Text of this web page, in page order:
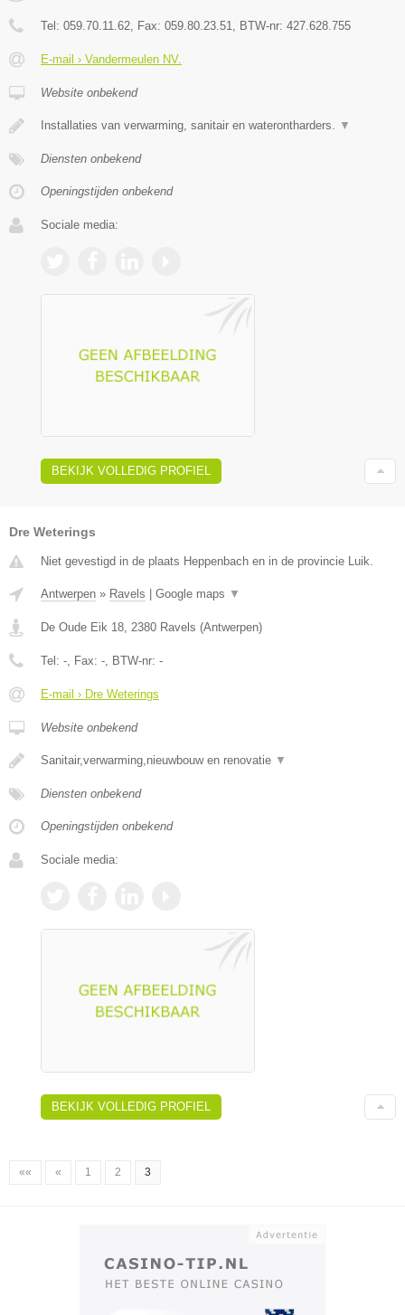
Tel: 059.70.11.62 , Fax: 059.80.23.51 , BTW-nr: 427.628.755
E-mail › Vandermeulen NV.
Website onbekend
Installaties van verwarming, sanitair en waterontharders. ▼
Diensten onbekend
Openingstijden onbekend
Sociale media:
BEKIJK VOLLEDIG PROFIEL
Dre Weterings
Niet gevestigd in de plaats Heppenbach en in de provincie Luik.
Antwerpen » Ravels Google maps ▼
De Oude Eik 18, 2380 Ravels (Antwerpen)
Tel: -, Fax: -, BTW-nr: -
E-mail › Dre Weterings
Website onbekend
Sanitair,verwarming,nieuwbouw en renovatie ▼
Diensten onbekend
Openingstijden onbekend
Sociale media:
BEKIJK VOLLEDIG PROFIEL
«« « 1 2 3